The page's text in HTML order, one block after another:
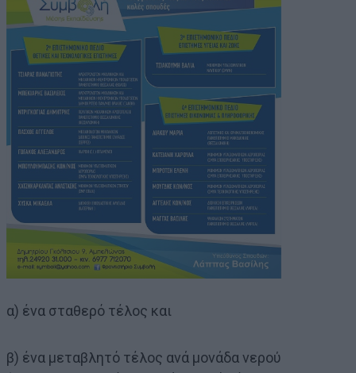
α) ένα σταθερό τέλος και
β) ένα μεταβλητό τέλος ανά μονάδα νερού